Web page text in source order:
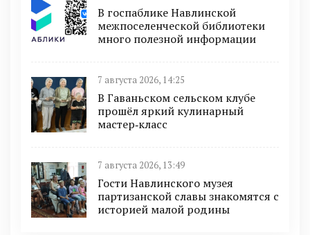
В госпаблике Навлинской
межпоселенческой библиотеки
много полезной информации
7 августа 2026, 14:25
В Гаваньском сельском клубе
прошёл яркий кулинарный
мастер‑класс
7 августа 2026, 13:49
Гости Навлинского музея
партизанской славы знакомятся с
историей малой родины